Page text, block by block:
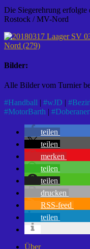
Die Siegerehrung
Rostock / MV-Nord
Bilder:
Alle Bilder vom Turnier
#Handball #wJD #
#MotorBarth #
teilen
teilen
merken
teilen
teilen
drucken
RSS-feed
teilen
Über